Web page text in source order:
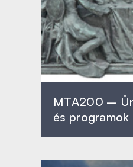
MTA200 –
és programok